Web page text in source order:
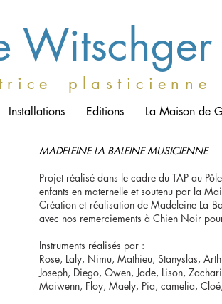
Witschger
i c e p l a s t i c i e n n e
Installations Editions La Maison de
MADELEINE LA BALEINE MUSICIENNE
Projet réalisé dans le cadre du TAP au
enfants en maternelle et soutenu par la
Création et réalisation de Madeleine La
avec nos remerciements à Chien Noir
Instruments réalisés par :
Rose, Laly, Nimu, Mathieu, Stanyslas,
Joseph, Diego, Owen, Jade, Lison,
Maiwenn, Floy, Maely, Pia, camelia,